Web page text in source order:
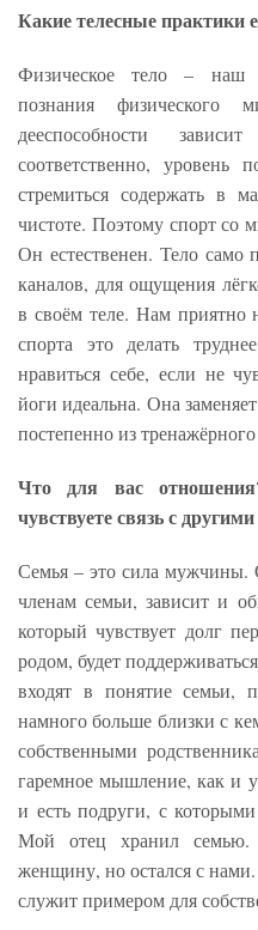
Какие телесные практики
Физическое тело – наш
познания
дееспособности
соответственно, уровень
стремиться содержать в
чистоте. Поэтому спорт со
Он естественен. Тело само
каналов, для ощущения
в своём теле. Нам приятно
спорта это делать
нравиться себе, если не
йоги идеальна. Она
постепенно из тренажёрного
Что для вас
чувствуете связь с
Семья – это сила мужчины.
членам семьи, зависит и
который чувствует долг
родом, будет
входят в понятие семьи,
намного больше близки с
собственными
гаремное мышление, как и
и есть подруги, с
Мой отец хранил
женщину, но остался с
служит примером для